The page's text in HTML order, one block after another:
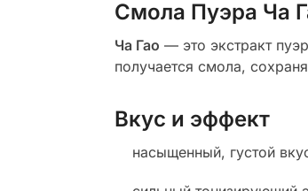
Смола Пуэра Ча
Ча Гао — это экстракт
получается смола,
Вкус и эффект
насыщенный, густой